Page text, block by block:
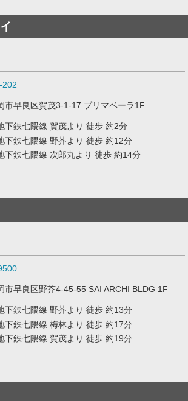
202
市早良区賀茂3-1-17 プリマベーラ1F
下鉄七隈線 賀茂より 徒歩 約2分
下鉄七隈線 野芥より 徒歩 約12分
下鉄七隈線 次郎丸より 徒歩 約14分
市早良区野芥4-45-55 SAI ARCHI BLDG 1F
下鉄七隈線 野芥より 徒歩 約13分
下鉄七隈線 梅林より 徒歩 約17分
下鉄七隈線 賀茂より 徒歩 約19分